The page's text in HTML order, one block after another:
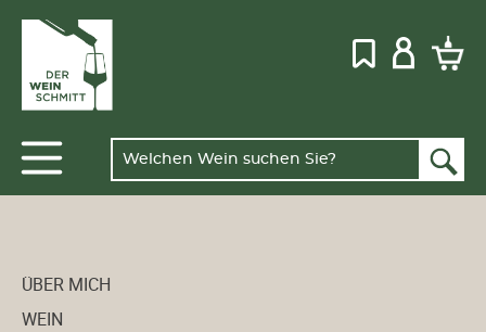
ÜBER MICH
WEIN